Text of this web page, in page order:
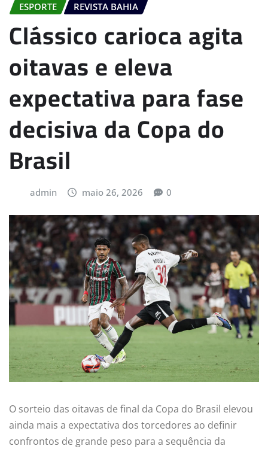
ESPORTE REVISTA BAHIA
Clássico carioca agita
oitavas e eleva
expectativa para fase
decisiva da Copa do
Brasil
admin maio 26, 2026 0
O sorteio das oitavas de final da Copa do Brasil elevou
ainda mais a expectativa dos torcedores ao definir
confrontos de grande peso para a sequência da